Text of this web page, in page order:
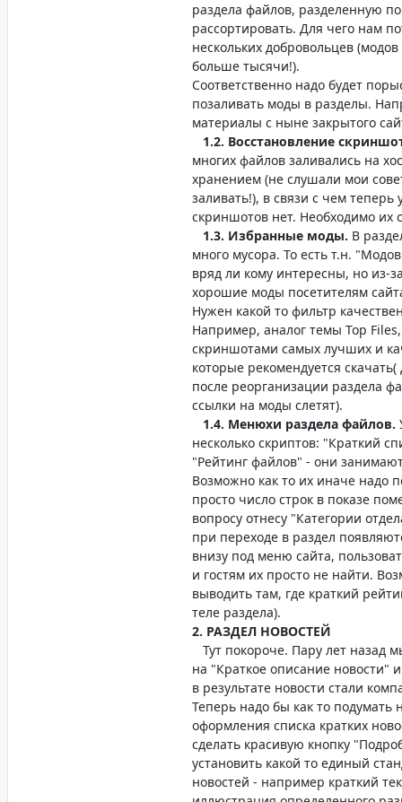
раздела файлов, разделенную
рассортировать. Для чего нам
нескольких добровольцев
больше тысячи!).
Соответственно надо будет
позаливать моды в разделы.
материалы с ныне закрытого
1.2. Восстановление
многих файлов заливались на
хранением (не слушали мои
заливать!), в связи с чем теперь
скриншотов нет. Необходимо их
1.3. Избранные моды. В
много мусора. То есть т.н.
вряд ли кому интересны, но из-
хорошие моды посетителям
Нужен какой то фильтр
Например, аналог темы Top
скриншотами самых лучших и
которые рекомендуется
после реорганизации раздела
ссылки на моды слетят).
1.4. Менюхи раздела файлов.
несколько скриптов: "Краткий
"Рейтинг файлов" - они
Возможно как то их иначе надо
просто число строк в показе
вопросу отнесу "Категории
при переходе в раздел
внизу под меню сайта,
и гостям их просто не найти.
выводить там, где краткий
теле раздела).
2. РАЗДЕЛ НОВОСТЕЙ
Тут покороче. Пару лет назад
на "Краткое описание новости"
в результате новости стали
Теперь надо бы как то подумать
оформления списка кратких
сделать красивую кнопку
установить какой то единый
новостей - например краткий